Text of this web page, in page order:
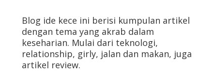
Blog ide kece ini berisi kumpulan artikel
dengan tema yang akrab dalam
keseharian. Mulai dari teknologi,
relationship, girly, jalan dan makan, juga
artikel review.